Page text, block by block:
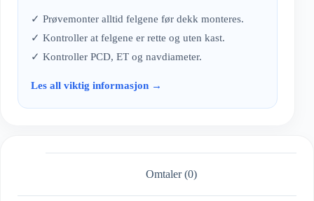
✓ Prøvemonter alltid felgene før dekk monteres.
✓ Kontroller at felgene er rette og uten kast.
✓ Kontroller PCD, ET og navdiameter.
Les all viktig informasjon →
Omtaler (0)